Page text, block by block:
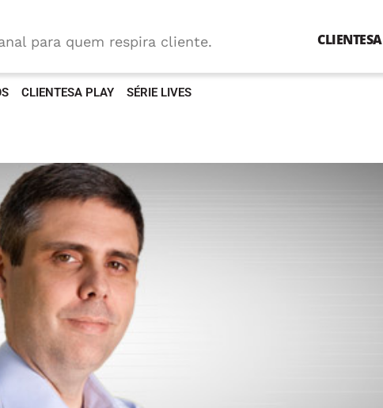
para quem respira cliente. CLIENTESA
CLIENTESA PLAY SÉRIE LIVES